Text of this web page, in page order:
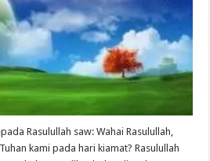
Rasulullah saw: Wahai Rasulullah,
kami pada hari kiamat? Rasulullah